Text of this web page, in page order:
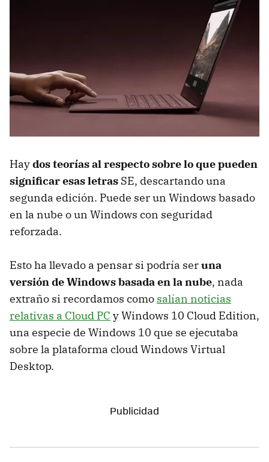
Haydos teorías al respecto sobre lo que pueden
significar esas letras SE, descartando una
segunda edición. Puede ser un Windows basado
en la nube o un Windows con seguridad
reforzada.
Esto ha llevado a pensar si podría seruna
versión de Windows basada en la nube, nada
extraño si recordamos como salían noticias
relativas a Cloud PC y Windows 10 Cloud Edition,
una especie de Windows 10 que se ejecutaba
sobre la plataforma cloud Windows Virtual
Desktop.